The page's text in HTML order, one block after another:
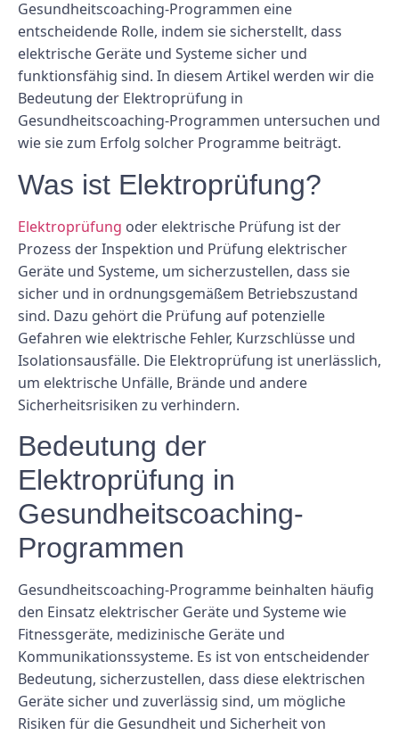
Gesundheitscoaching-Programmen eine
entscheidende Rolle, indem sie sicherstellt, dass
elektrische Geräte und Systeme sicher und
funktionsfähig sind. In diesem Artikel werden wir die
Bedeutung der Elektroprüfung in
Gesundheitscoaching-Programmen untersuchen und
wie sie zum Erfolg solcher Programme beiträgt.
Was ist Elektroprüfung?
Elektroprüfung oder elektrische Prüfung ist der
Prozess der Inspektion und Prüfung elektrischer
Geräte und Systeme, um sicherzustellen, dass sie
sicher und in ordnungsgemäßem Betriebszustand
sind. Dazu gehört die Prüfung auf potenzielle
Gefahren wie elektrische Fehler, Kurzschlüsse und
Isolationsausfälle. Die Elektroprüfung ist unerlässlich,
um elektrische Unfälle, Brände und andere
Sicherheitsrisiken zu verhindern.
Bedeutung der
Elektroprüfung in
Gesundheitscoaching-
Programmen
Gesundheitscoaching-Programme beinhalten häufig
den Einsatz elektrischer Geräte und Systeme wie
Fitnessgeräte, medizinische Geräte und
Kommunikationssysteme. Es ist von entscheidender
Bedeutung, sicherzustellen, dass diese elektrischen
Geräte sicher und zuverlässig sind, um mögliche
Risiken für die Gesundheit und Sicherheit von